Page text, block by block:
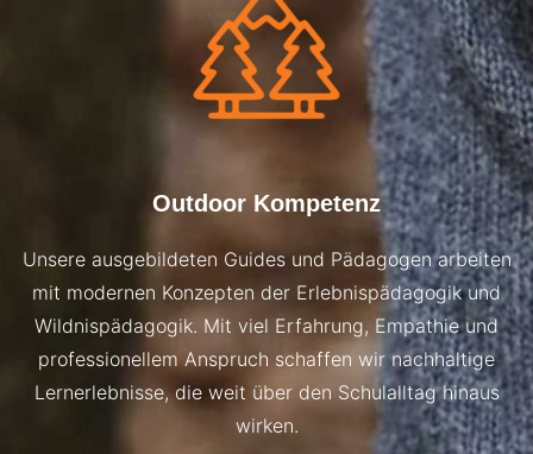
Outdoor Kompetenz
Unsere ausgebildeten Guides und Pädagogen arbeiten
mit modernen Konzepten der Erlebnispädagogik und
Wildnispädagogik. Mit viel Erfahrung, Empathie und
professionellem Anspruch schaffen wir nachhaltige
Lernerlebnisse, die weit über den Schulalltag hinaus
wirken.